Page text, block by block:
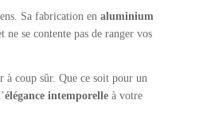
Sa fabrication en aluminium
se contente pas de ranger vos
coup sûr. Que ce soit pour un
élégance intemporelleà votre